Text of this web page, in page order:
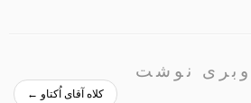
کلاه آقای اُکتاو ←